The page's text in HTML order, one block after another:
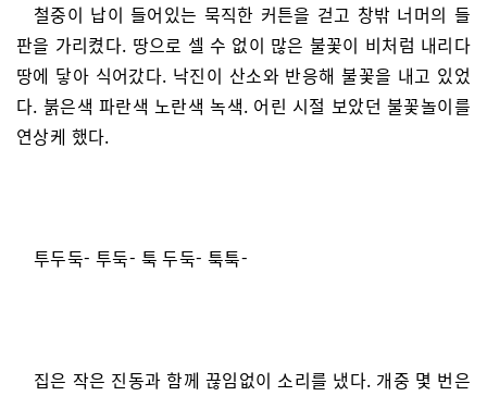
철중이 납이 들어있는 묵직한 커튼을 걷고 창밖 너머의 들
판을 가리켰다. 땅으로 셀 수 없이 많은 불꽃이 비처럼 내리다
땅에 닿아 식어갔다. 낙진이 산소와 반응해 불꽃을 내고 있었
다. 붉은색 파란색 노란색 녹색. 어린 시절 보았던 불꽃놀이를
연상케 했다.
투두둑- 투둑- 툭 두둑- 툭툭-
집은 작은 진동과 함께 끊임없이 소리를 냈다. 개중 몇 번은